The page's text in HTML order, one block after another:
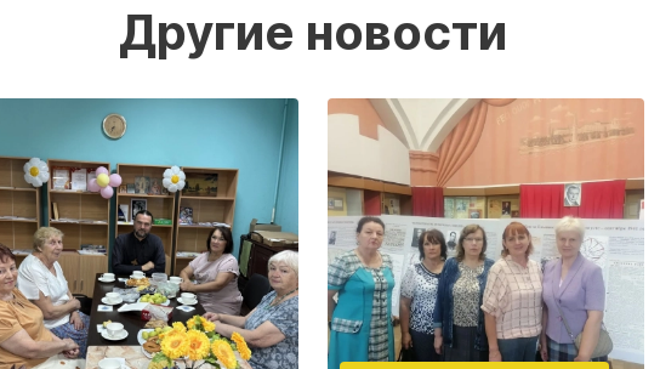
Другие новости